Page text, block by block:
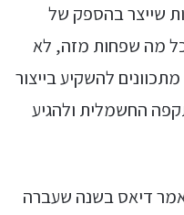
שייצר בהספק של
מה שפחות מזה, לא
להשקיע בייצור
החשמלית ולהגיע
דיאס בשנה שעברה